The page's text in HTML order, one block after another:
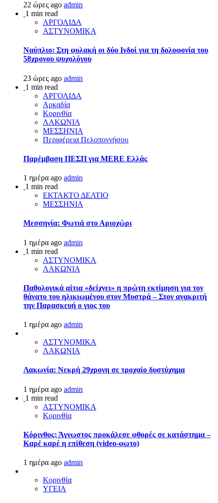
22 ώρες ago admin
1 min read
ΑΡΓΟΛΙΔΑ
ΑΣΤΥΝΟΜΙΚΑ
Ναύπλιο: Στη φυλακή οι δύο Ινδοί για τη δολοφονία του
58χρονου ψυχολόγου
23 ώρες ago admin
1 min read
ΑΡΓΟΛΙΔΑ
Αρκαδία
Κορινθία
ΛΑΚΩΝΙΑ
ΜΕΣΣΗΝΙΑ
Περιφέρεια Πελοποννήσου
Παρέμβαση ΠΕΣΠ για MERE Ελλάς
1 ημέρα ago admin
1 min read
ΕΚΤΑΚΤΟ ΔΕΛΤΙΟ
ΜΕΣΣΗΝΙΑ
Μεσσηνία: Φωτιά στο Αριοχώρι
1 ημέρα ago admin
1 min read
ΑΣΤΥΝΟΜΙΚΑ
ΛΑΚΩΝΙΑ
Παθολογικά αίτια «δείχνει» η πρώτη εκτίμηση για τον
θάνατο του ηλικιωμένου στον Μυστρά – Στον ανακριτή
την Παρασκευή ο γιος του
1 ημέρα ago admin
ΑΣΤΥΝΟΜΙΚΑ
ΛΑΚΩΝΙΑ
Λακωνία: Νεκρή 29χρονη σε τροχαίο δυστύχημα
1 ημέρα ago admin
1 min read
ΑΣΤΥΝΟΜΙΚΑ
Κορινθία
Κόρινθος: Άγνωστος προκάλεσε φθορές σε κατάστημα –
Καρέ καρέ η επίθεση (video-φωτο)
1 ημέρα ago admin
Κορινθία
ΥΓΕΙΑ